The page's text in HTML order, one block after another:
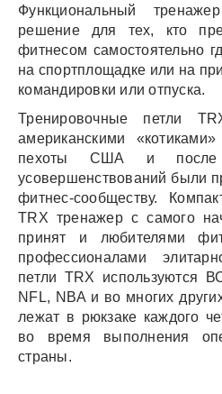
Функциональный
решение для тех, кто
фитнесом самостоятельно
на спортплощадке или на
командировки или отпуска.
Тренировочные петли
американскими
пехоты США и после
усовершенствований были
фитнес-сообществу.
TRX тренажер с самого
принят и любителями
профессионалами
петли TRX используются
NFL, NBA и во многих
лежат в рюкзаке каждого
во время выполнения
страны.